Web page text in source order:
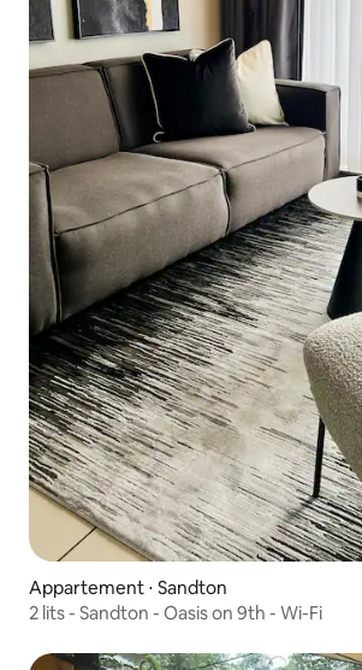
Appartement ⋅ Sandton
2 lits - Sandton - Oasis on 9th - Wi-Fi